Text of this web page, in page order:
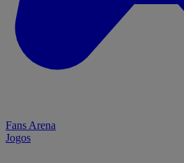
Fans Arena
Jogos